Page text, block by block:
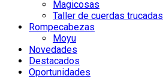
Magicosas
Taller de cuerdas trucadas
Rompecabezas
Moyu
Novedades
Destacados
Oportunidades